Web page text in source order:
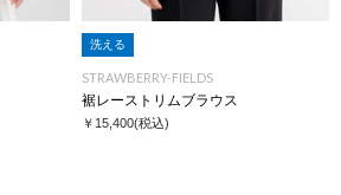
洗える
STRAWBERRY-FIELDS
裾レーストリムブラウス
￥15,400(税込)